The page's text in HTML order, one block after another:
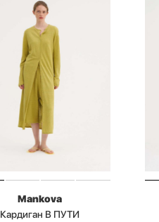
Mankova
Кардиган В ПУТИ